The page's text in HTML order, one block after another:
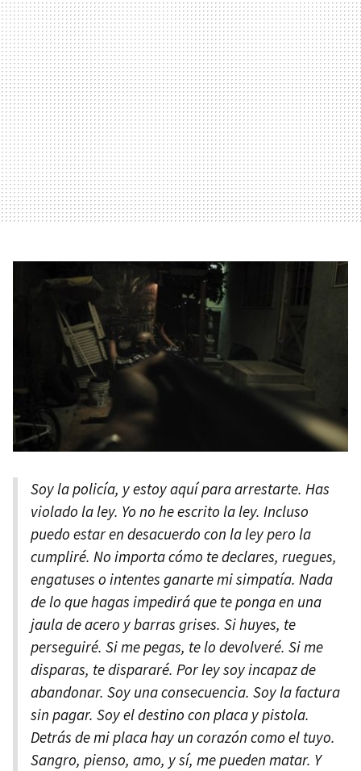
Soy la policía, y estoy aquí para arrestarte. Has
violado la ley. Yo no he escrito la ley. Incluso
puedo estar en desacuerdo con la ley pero la
cumpliré. No importa cómo te declares, ruegues,
engatuses o intentes ganarte mi simpatía. Nada
de lo que hagas impedirá que te ponga en una
jaula de acero y barras grises. Si huyes, te
perseguiré. Si me pegas, te lo devolveré. Si me
disparas, te dispararé. Por ley soy incapaz de
abandonar. Soy una consecuencia. Soy la factura
sin pagar. Soy el destino con placa y pistola.
Detrás de mi placa hay un corazón como el tuyo.
Sangro, pienso, amo, y sí, me pueden matar. Y